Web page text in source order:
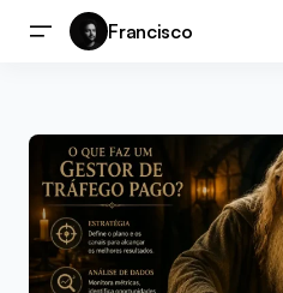
Francisco